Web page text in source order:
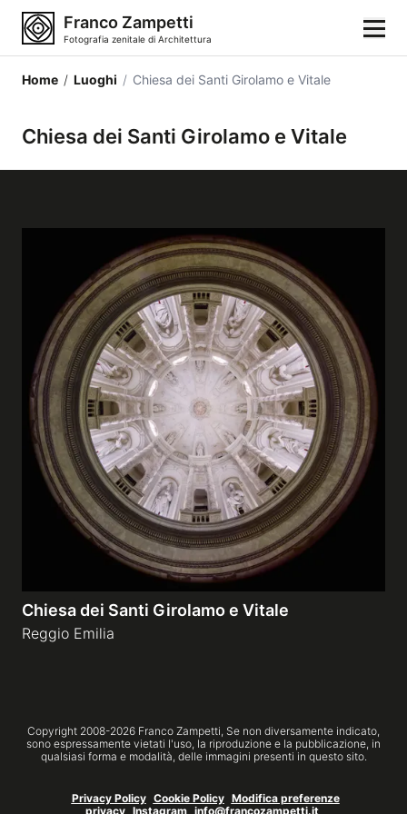
Franco Zampetti
Fotografia zenitale di Architettura
Luoghi
Città
Stili architettonici
Elementi architettonici
Architetti e autori
Gallerie a tema
Sequenze
Mostre
News
Home / Luoghi / Chiesa dei Santi Girolamo e Vitale
Chiesa dei Santi Girolamo e Vitale
Chiesa dei Santi Girolamo e Vitale
Reggio Emilia
Copyright 2008-2026 Franco Zampetti, Se non diversamente indicato,
sono espressamente vietati l'uso, la riproduzione e la pubblicazione, in
qualsiasi forma e modalità, delle immagini presenti in questo sito.
Privacy Policy Cookie Policy Modifica preferenze
privacy Instagram info@francozampetti.it